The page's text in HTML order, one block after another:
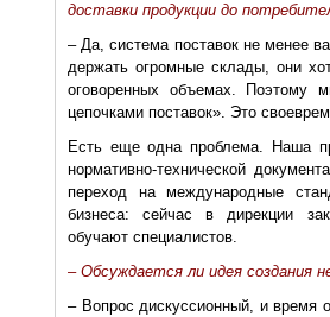
доставки продукции до
– Да, система поставок не менее
держать огромные склады, они
оговоренных объемах. Поэтому
цепочками поставок». Это
Есть еще одна проблема. Наша
нормативно-технической
переход на международные
бизнеса: сейчас в дирекции
обучают специалистов.
– Обсуждается ли идея создания
– Вопрос дискуссионный, и время